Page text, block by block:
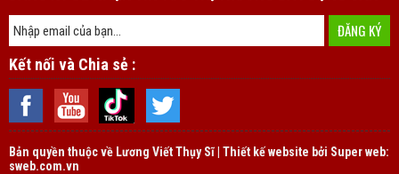
Kết nối và Chia sẻ :
Bản quyền thuộc về Lương Viết Thụy Sĩ | Thiết kế website bởi Super web:
sweb.com.vn